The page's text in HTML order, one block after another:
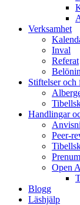
Verksamhet
Inval
Referat
Stiftelser och
Handlingar
Peer-
Open
Blogg
Läshjälp